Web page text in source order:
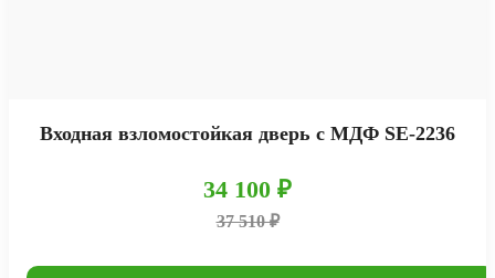
Входная взломостойкая дверь с МДФ SE-2236
34 100 ₽
37 510 ₽